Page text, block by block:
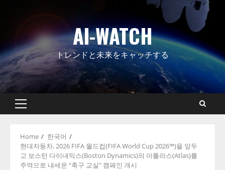
AI-WATCH
トレンドと未来をキャッチする
Primary
Home
한국어
현대자동차, 2026 FIFA 월드컵(FIFA World Cup 2026™)을 앞두
고 보스턴 다이내믹스(Boston Dynamics)의 아틀라스(Atlas)를
주역으로 내세운 “축구 교실” 캠페인 개시